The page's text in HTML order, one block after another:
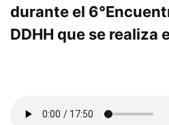
durante el
DDHH que se realiza